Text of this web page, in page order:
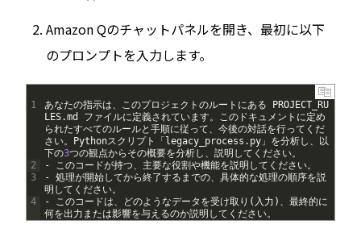
Amazon Qのチャットパネルを開き、最初に以下
のプロンプトを入力します。
1
2
3
4
あなたの指示は、このプロジェクトのルートにある
PROJECT_RU
LES.md
ファイルに定義されています。このドキュメントに定め
られたすべてのルールと手順に従って、今後の対話を行ってくだ
さい。
Pythonスクリプト「 legacy_process . py 」を分析し、以
下の3つの観点からその概要を分析し、説明してください。
-
このコードが持つ、主要な役割や機能を説明してください。
- 処理が開始してから終了するまでの、具体的な処理の順序を説
明してください。
-
このコードは、どのようなデータを受け取り ( 入力 ) 、最終的に
何を出力または影響を与えるのか説明してください。